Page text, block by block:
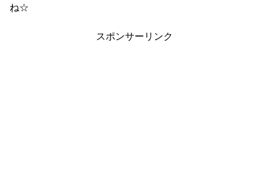
ね☆
スポンサーリンク